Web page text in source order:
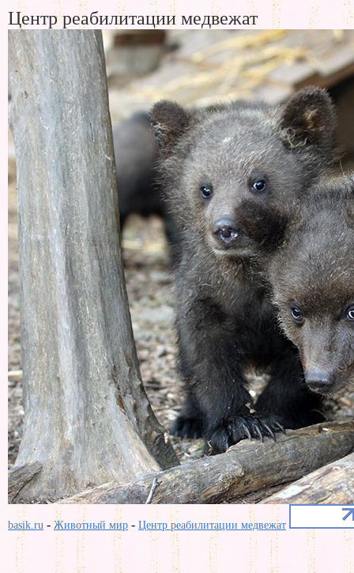
Центр реабилитации медвежат
basik.ru - Животный мир - Центр реабилитации медвежат